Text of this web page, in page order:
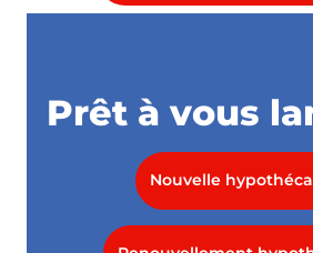
Prêt à vous
Nouvelle